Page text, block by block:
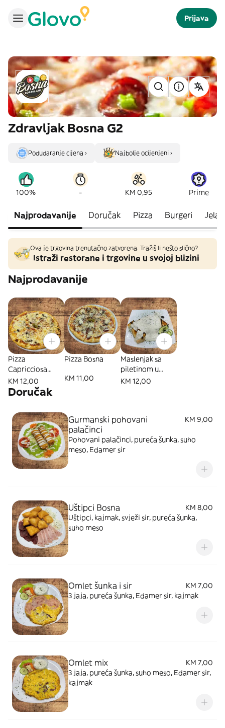
Prijava
Zdravljak Bosna G2
Podudaranje cijena › Najbolje ocijenjeni ›
100% - KM 0,95 Prime
Najprodavanije Doručak Pizza Burgeri Jela
Ova je trgovina trenutačno zatvorena. Tražiš li nešto slično?
Istraži restorane i trgovine u svojoj blizini
Najprodavanije
Pizza
Capricciosa
srednja
KM 12,00
Pizza Bosna
KM 11,00
Maslenjak sa
piletinom u
pizza tijestu
KM 12,00
Doručak
Gurmanski pohovani
palačinci
KM 9,00
Pohovani palačinci, pureća šunka, suho
meso, Edamer sir
Uštipci Bosna
KM 8,00
Uštipci, kajmak, svježi sir, pureća šunka,
suho meso
Omlet šunka i sir
KM 7,00
3 jaja, pureća šunka, Edamer sir, kajmak
Omlet mix
KM 7,00
3 jaja, pureća šunka, suho meso, Edamer sir,
kajmak